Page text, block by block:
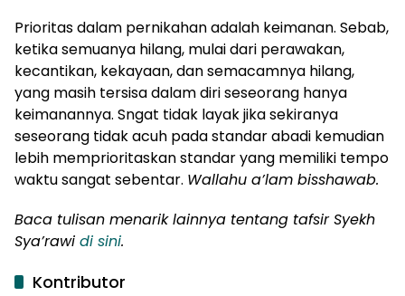
Prioritas dalam pernikahan adalah keimanan. Sebab,
ketika semuanya hilang, mulai dari perawakan,
kecantikan, kekayaan, dan semacamnya hilang,
yang masih tersisa dalam diri seseorang hanya
keimanannya. Sngat tidak layak jika sekiranya
seseorang tidak acuh pada standar abadi kemudian
lebih memprioritaskan standar yang memiliki tempo
waktu sangat sebentar. Wallahu a’lam bisshawab.
Baca tulisan menarik lainnya tentang tafsir Syekh
Sya’rawi di sini.
Kontributor